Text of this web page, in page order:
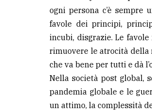
ogni persona c’è sempre
favole dei principi,
incubi, disgrazie. Le
rimuovere le atrocità
che va bene per tutti e dà
Nella società post global,
pandemia globale e le
un attimo, la complessità